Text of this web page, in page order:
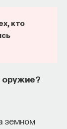
кто
оружие?
земном
наше
ли в мире